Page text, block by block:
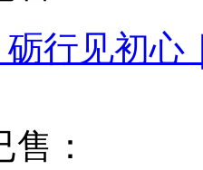
业者，从“
售：
砺行见初